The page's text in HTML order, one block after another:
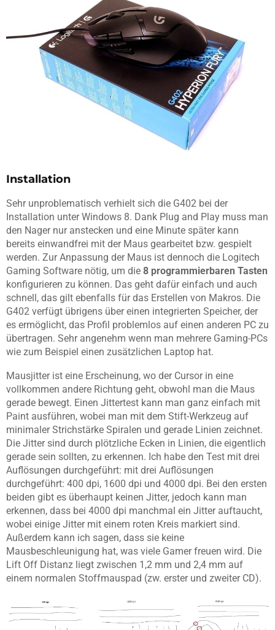
Installation
Sehr unproblematisch verhielt sich die G402 bei der
Installation unter Windows 8. Dank Plug and Play muss man
den Nager nur anstecken und eine Minute später kann
bereits einwandfrei mit der Maus gearbeitet bzw. gespielt
werden. Zur Anpassung der Maus ist dennoch die Logitech
Gaming Software nötig, um die 8 programmierbaren Tasten
konfigurieren zu können. Das geht dafür einfach und auch
schnell, das gilt ebenfalls für das Erstellen von Makros. Die
G402 verfügt übrigens über einen integrierten Speicher, der
es ermöglicht, das Profil problemlos auf einen anderen PC zu
übertragen. Sehr angenehm wenn man mehrere Gaming-PCs
wie zum Beispiel einen zusätzlichen Laptop hat.
Mausjitter ist eine Erscheinung, wo der Cursor in eine
vollkommen andere Richtung geht, obwohl man die Maus
gerade bewegt. Einen Jittertest kann man ganz einfach mit
Paint ausführen, wobei man mit dem Stift-Werkzeug auf
minimaler Strichstärke Spiralen und gerade Linien zeichnet.
Die Jitter sind durch plötzliche Ecken in Linien, die eigentlich
gerade sein sollten, zu erkennen. Ich habe den Test mit drei
Auflösungen durchgeführt: mit drei Auflösungen
durchgeführt: 400 dpi, 1600 dpi und 4000 dpi. Bei den ersten
beiden gibt es überhaupt keinen Jitter, jedoch kann man
erkennen, dass bei 4000 dpi manchmal ein Jitter auftaucht,
wobei einige Jitter mit einem roten Kreis markiert sind.
Außerdem kann ich sagen, dass sie keine
Mausbeschleunigung hat, was viele Gamer freuen wird. Die
Lift Off Distanz liegt zwischen 1,2 mm und 2,4 mm auf
einem normalen Stoffmauspad (zw. erster und zweiter CD).